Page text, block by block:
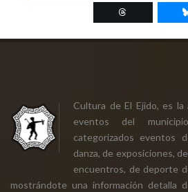
Cultura de El Ejido, es la
eventos del
categorizados eventos
danza, de exposiciones,
encuentros, de deporte
mostrándote una información detalla